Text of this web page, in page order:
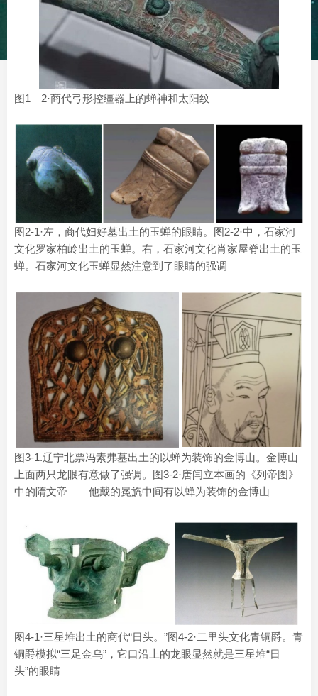
图1—2·商代弓形控缰器上的蝉神和太阳纹
图2-1·左，商代妇好墓出土的玉蝉的眼睛。图2-2·中，石家河
文化罗家柏岭出土的玉蝉。右，石家河文化肖家屋脊出土的玉
蝉。石家河文化玉蝉显然注意到了眼睛的强调
图3-1.辽宁北票冯素弗墓出土的以蝉为装饰的金博山。金博山
上面两只龙眼有意做了强调。图3-2·唐闫立本画的《列帝图》
中的隋文帝——他戴的冕旒中间有以蝉为装饰的金博山
图4-1·三星堆出土的商代“日头。”图4-2·二里头文化青铜爵。青
铜爵模拟“三足金乌”，它口沿上的龙眼显然就是三星堆“日
头”的眼睛